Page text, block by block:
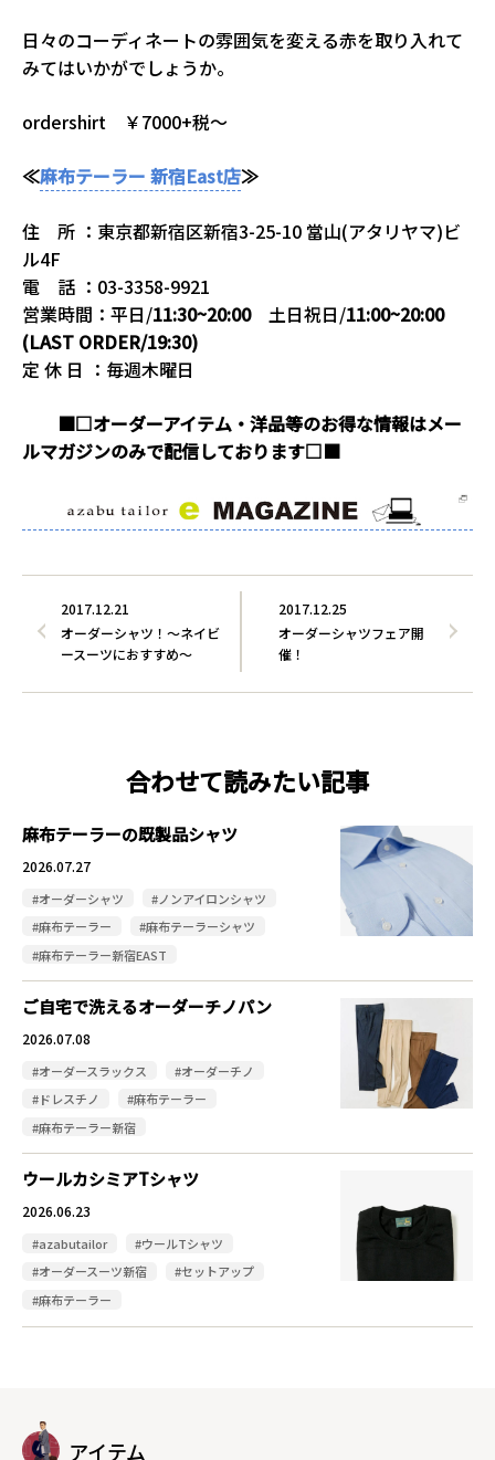
日々のコーディネートの雰囲気を変える赤を取り入れて
みてはいかがでしょうか。
ordershirt ￥7000+税～
≪麻布テーラー 新宿East店≫
住 所 ：東京都新宿区新宿3-25-10 當山(アタリヤマ)ビ
ル4F
電 話 ：03-3358-9921
営業時間：平日/11:30~20:00 土日祝日/11:00~20:00
(LAST ORDER/19:30)
定 休 日 ：毎週木曜日
■□オーダーアイテム・洋品等のお得な情報はメー
ルマガジンのみで配信しております□■
2017.12.25
オーダーシャツフェア開
催！
2017.12.21
オーダーシャツ！～ネイビ
ースーツにおすすめ～
合わせて読みたい記事
麻布テーラーの既製品シャツ
2026.07.27
#オーダーシャツ
#ノンアイロンシャツ
#麻布テーラー
#麻布テーラーシャツ
#麻布テーラー新宿EAST
ご自宅で洗えるオーダーチノパン
2026.07.08
#オーダースラックス
#オーダーチノ
#ドレスチノ
#麻布テーラー
#麻布テーラー新宿
ウールカシミアTシャツ
2026.06.23
#azabutailor
#ウールTシャツ
#オーダースーツ新宿
#セットアップ
#麻布テーラー
アイテム